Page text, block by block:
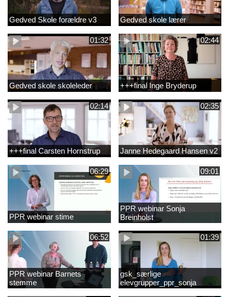
Gedved Skole forældre v3 Gedved skole lærer
01:32
Gedved skole skoleleder
02:44
+++final Inge Bryderup
02:14
+++final Carsten Hornstrup
02:35
Janne Hedegaard Hansen v2
06:29
PPR webinar stime
09:01
PPR webinar Sonja
Breinholst
06:52
PPR webinar Barnets
stemme
01:39
gsk_særlige
elevgrupper_ppr_sonja
breinholst